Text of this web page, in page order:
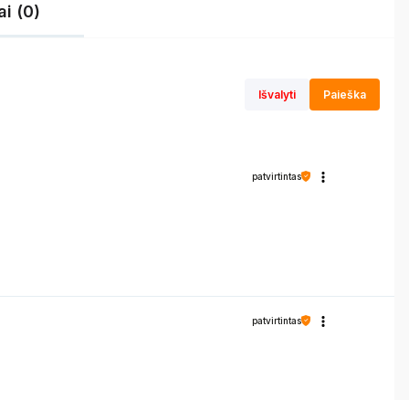
(0)
Išvalyti Paieška
patvirtintas
patvirtintas